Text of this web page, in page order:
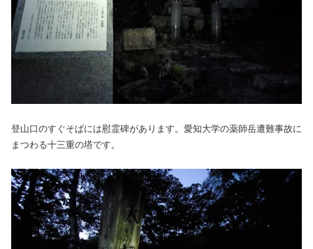
登山口のすぐそばには慰霊碑があります。愛知大学の薬師岳遭難事故に
まつわる十三重の塔です。